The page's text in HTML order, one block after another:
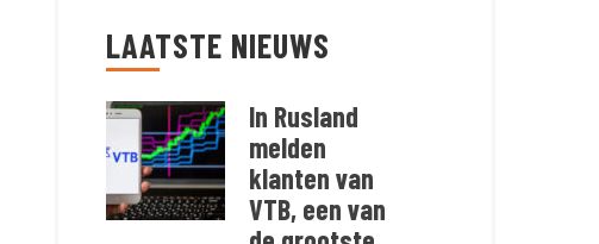
LAATSTE NIEUWS
In Rusland
melden
klanten van
VTB, een van